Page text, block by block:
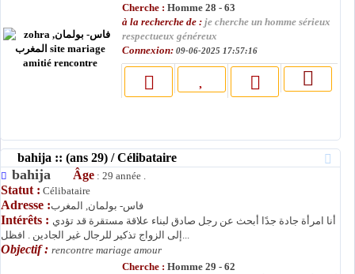
Cherche : Homme 28 - 63
à la recherche de : je cherche un homme sérieux
respectueux généreux
Connexion: 09-06-2025 17:57:16
bahija :: (ans 29) / Célibataire
bahija Âge : 29 année .
Statut : Célibataire
Adresse :فاس- بولمان, المغرب
Intérêts : أنا امرأة جادة جدًا أبحث عن رجل صادق لبناء علاقة مستقرة قد تؤدي
إلى الزواج تذكير للرجال غير الجادين . افظل...
Objectif : rencontre mariage amour
Cherche : Homme 29 - 62